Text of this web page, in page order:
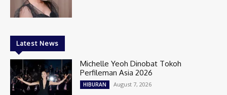
Latest News
Michelle Yeoh Dinobat Tokoh
Perfileman Asia 2026
HIBURAN August 7, 2026